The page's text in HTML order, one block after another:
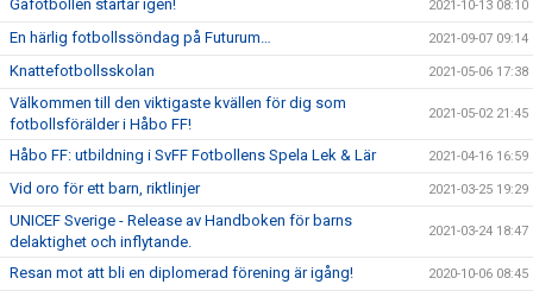
Gåfotbollen startar igen! 2021-10-13 08:10
En härlig fotbollssöndag på Futurum… 2021-09-07 09:14
Knattefotbollsskolan 2021-05-06 17:38
Välkommen till den viktigaste kvällen för dig som
fotbollsförälder i Håbo FF!
2021-05-02 21:45
Håbo FF: utbildning i SvFF Fotbollens Spela Lek & Lär 2021-04-16 16:59
Vid oro för ett barn, riktlinjer 2021-03-25 19:29
UNICEF Sverige - Release av Handboken för barns
delaktighet och inflytande.
2021-03-24 18:47
Resan mot att bli en diplomerad förening är igång! 2020-10-06 08:45